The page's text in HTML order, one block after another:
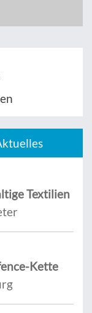
Textilien
Kette